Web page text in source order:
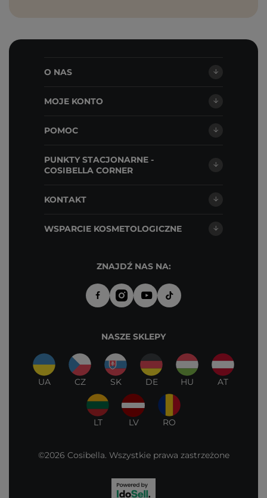
O NAS
MOJE KONTO
POMOC
PUNKTY STACJONARNE -
COSIBELLA CORNER
KONTAKT
WSPARCIE KOSMETOLOGICZNE
ZNAJDŹ NAS NA:
NASZE SKLEPY
UA CZ SK DE HU AT
LT LV RO
©2026 Cosibella. Wszystkie prawa zastrzeżone